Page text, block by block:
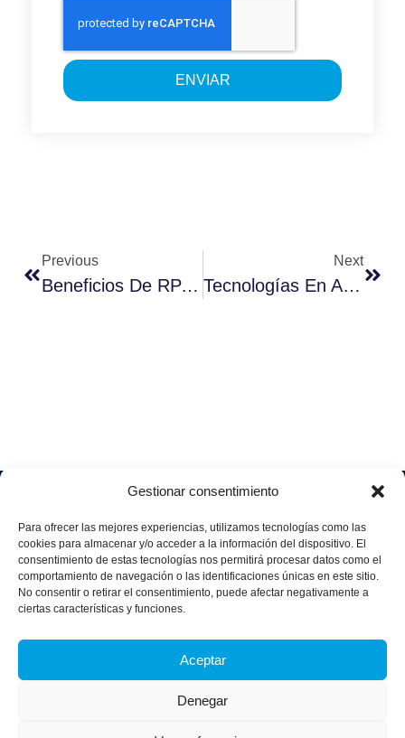
Gestionar consentimiento
Para ofrecer las mejores experiencias, utilizamos tecnologías como las
cookies para almacenar y/o acceder a la información del dispositivo. El
consentimiento de estas tecnologías nos permitirá procesar datos como el
comportamiento de navegación o las identificaciones únicas en este sitio.
No consentir o retirar el consentimiento, puede afectar negativamente a
ciertas características y funciones.
Aceptar
Denegar
ENVIAR
Previous
Beneficios De RPA En La Cadena De Suministro
Next
Tecnologías En Auge En El Mundo RRHH
Soluciones
Data
Industria
4.0
Industrial
Retail
Health &
Services
Travel &
Quiénes
Únete
a
aggity
Contacto
legal
Política
de
Privacid
ad
de
Política